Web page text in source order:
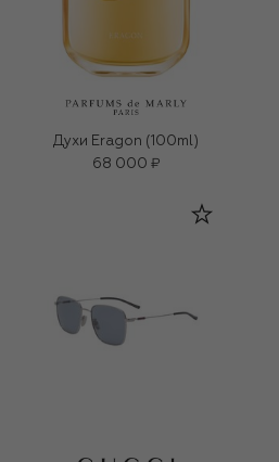
Духи Eragon (100ml)
68 000 ₽